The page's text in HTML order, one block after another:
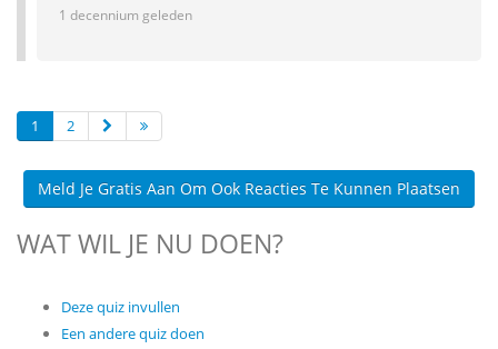
1 decennium geleden
1 2
Meld Je Gratis Aan Om Ook Reacties Te Kunnen Plaatsen
WAT WIL JE NU DOEN?
Deze quiz invullen
Een andere quiz doen